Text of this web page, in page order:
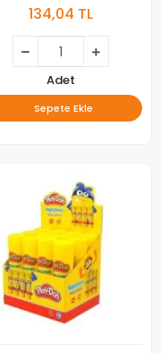
134,04 TL
Adet
Sepete Ekle